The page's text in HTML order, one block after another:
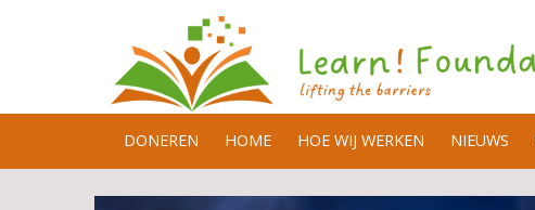
DONEREN HOME HOE WIJ WERKEN NIEUWS